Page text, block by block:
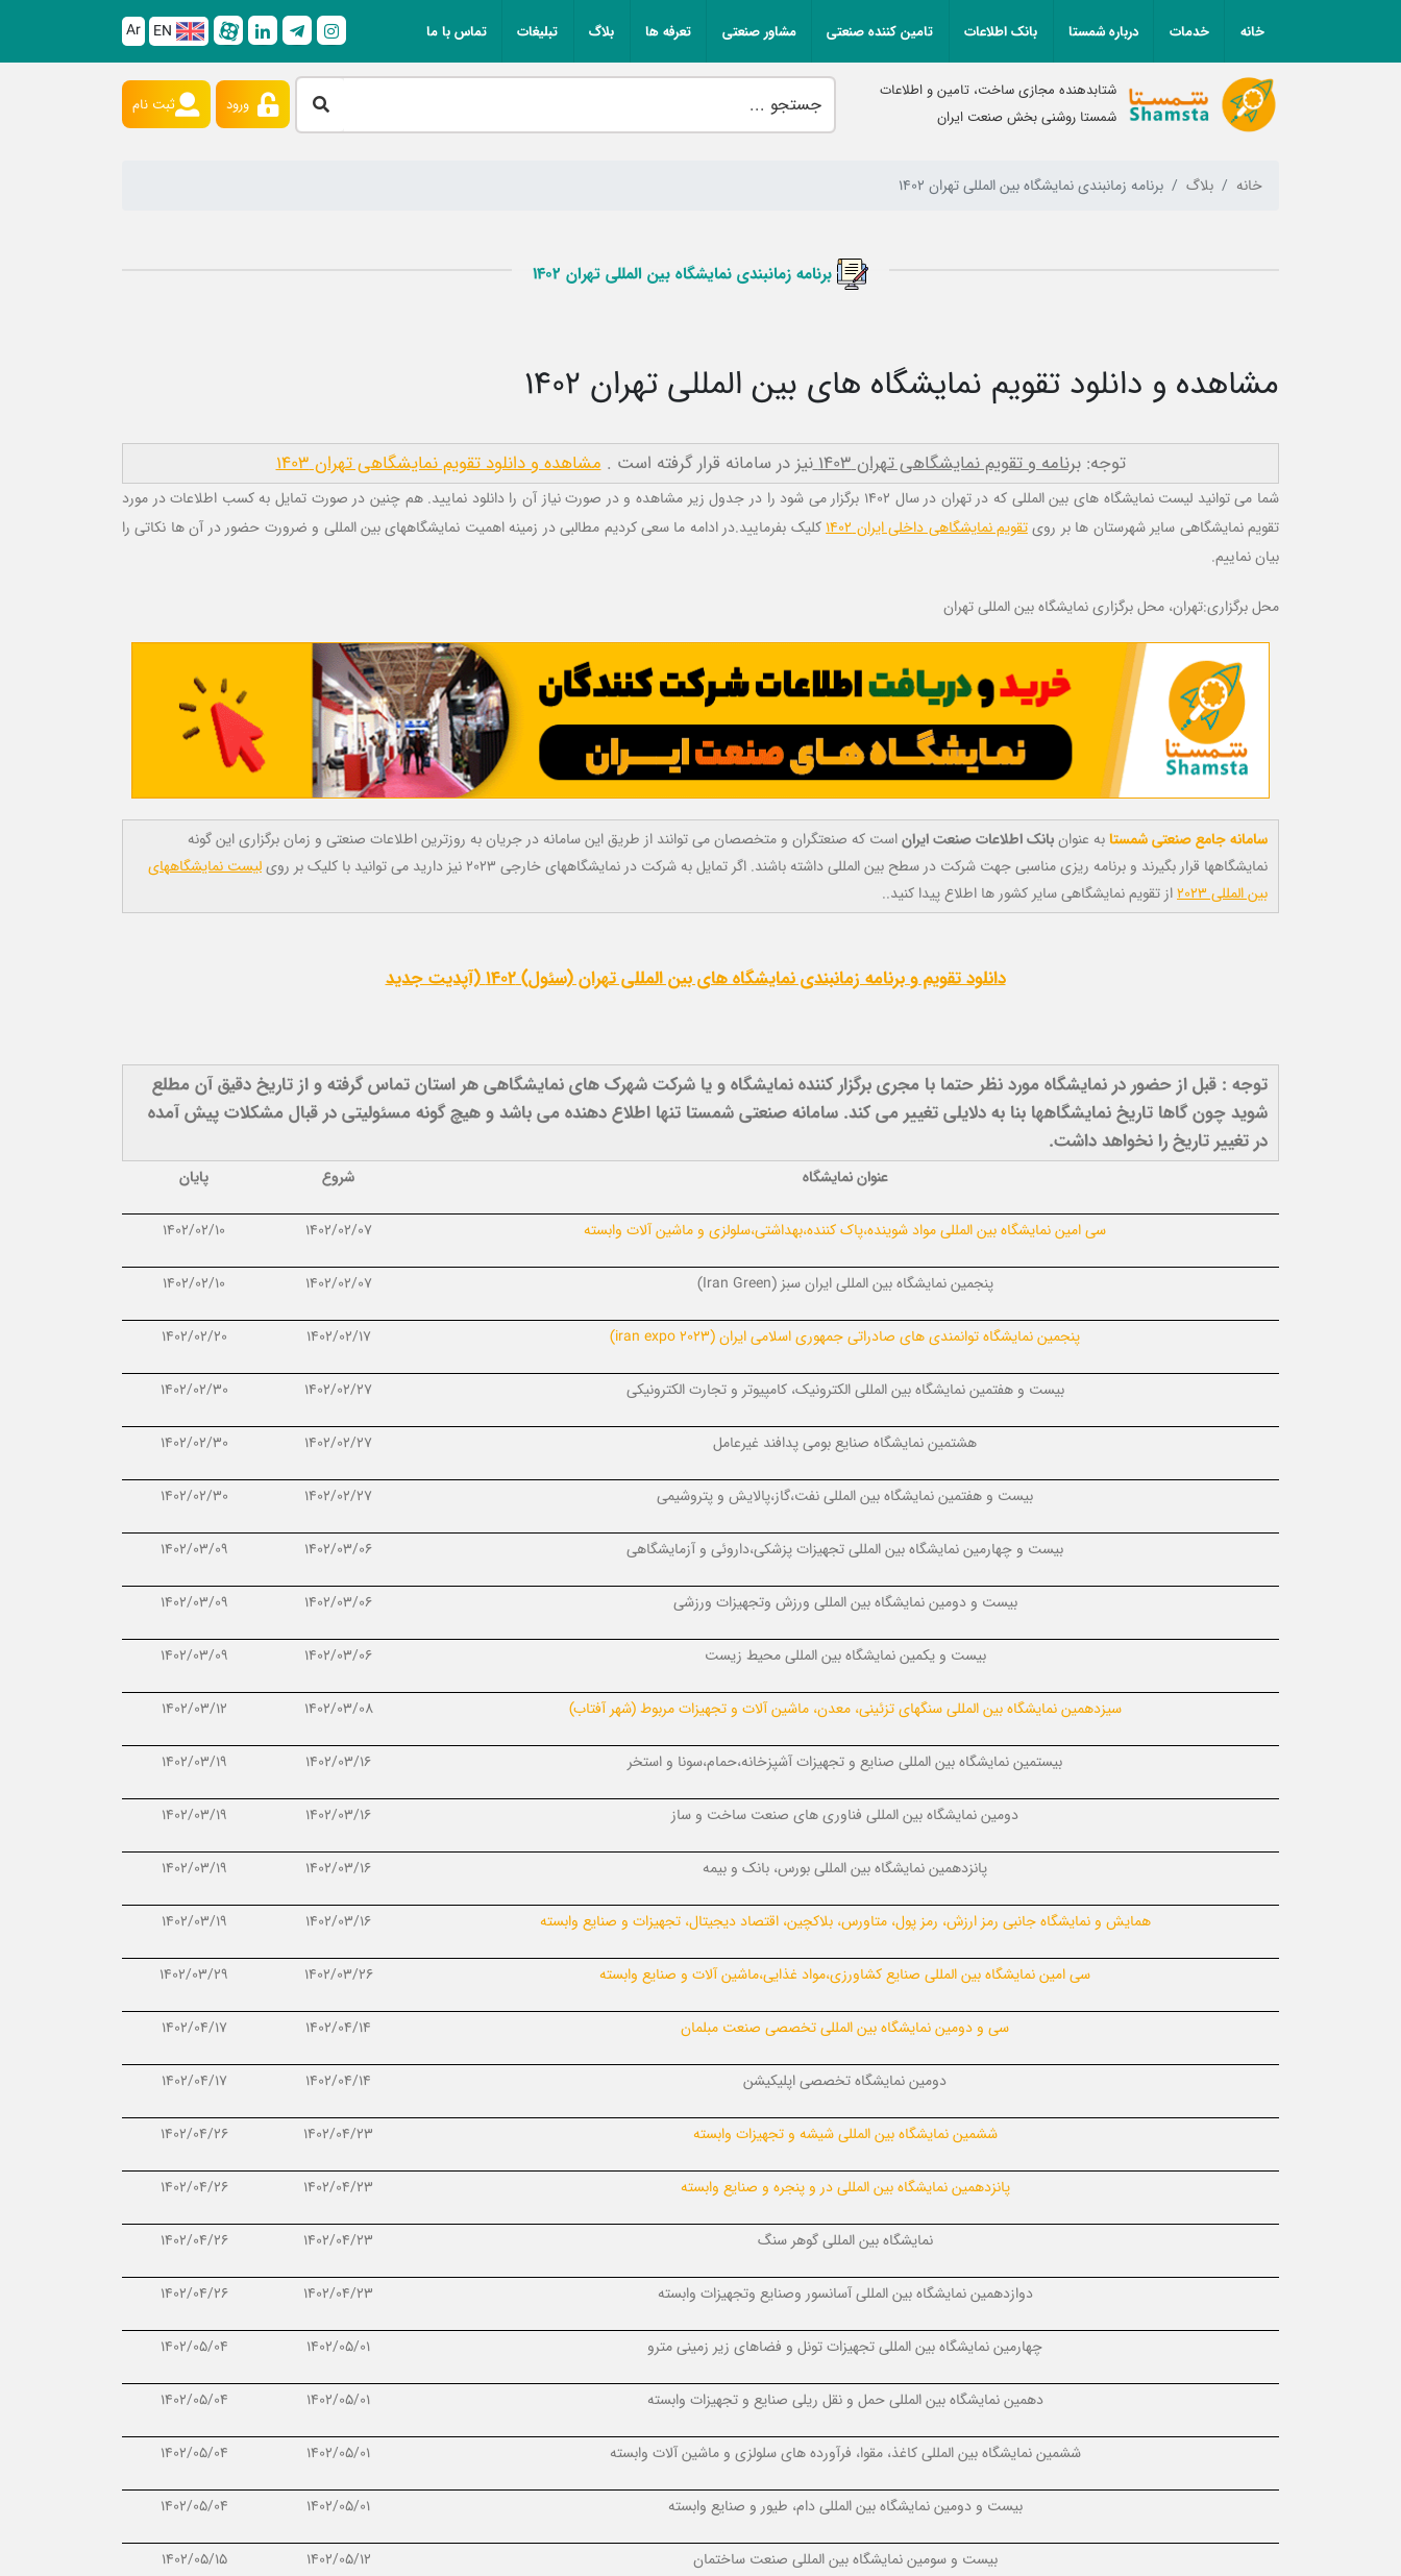
خانه خدمات درباره شمستا بانک اطلاعات تامین کننده صنعتی مشاور صنعتی تعرفه ها بلاگ تبلیغات تماس با ما EN
Ar
شتابدهنده مجازی ساخت، تامین و اطلاعات
شمستا روشنی بخش صنعت ایران
ورود ثبت نام
خانه بلاگ برنامه زمانبندی نمایشگاه بین المللی تهران 1402
برنامه زمانبندی نمایشگاه بین المللی تهران 1402
مشاهده و دانلود تقویم نمایشگاه های بین المللی تهران 1402
توجه:برنامه و تقویم نمایشگاهی تهران 1403 نیز در سامانه قرار گرفته است .مشاهده و دانلود تقویم نمایشگاهی تهران 1403
شما می توانید لیست نمایشگاه های بین المللی که در تهران در سال 1402 برگزار می شود را در جدول زیر مشاهده و در صورت نیاز آن را دانلود نمایید
. هم چنین در صورت تمایل به کسب اطلاعات در مورد
تقویم نمایشگاهی سایر شهرستان ها بر رویتقویم نمایشگاهی داخلی ایران 1402
کلیک بفرمایید.در ادامه ما سعی کردیم مطالبی در زمینه اهمیت نمایشگاههای بین المللی و ضرورت حضور در آن ها نکاتی را
بیان نماییم.
محل برگزاری:تهران، محل برگزاری نمایشگاه بین المللی تهران
سامانه جامع صنعتی شمستابه عنوانبانک اطلاعات صنعت ایراناست که صنعتگران و متخصصان می توانند از طریق این سامانه در جریان به روزترین اطلاعات صنعتی و زمان برگزاری این گونه
نمایشگاهها قرار بگیرند و برنامه ریزی مناسبی جهت شرکت در سطح بین المللی داشته باشند. اگر تمایل به شرکت در نمایشگاههای خارجی 2023 نیز دارید می توانید با کلیک بر روی
لیست نمایشگاههای
بین المللی 2023
از تقویم نمایشگاهی سایر کشور ها اطلاع پیدا کنید..
دانلود تقویم و برنامه زمانبندی نمایشگاه های بین المللی تهران (سئول) 1402 (آپدیت جدید
توجه : قبل از حضور در نمایشگاه مورد نظر حتما با مجری برگزار کننده نمایشگاه و یا شرکت شهرک های نمایشگاهی هر استان تماس گرفته و از تاریخ دقیق آن مطلع
شوید چون گاها تاریخ نمایشگاهها بنا به دلایلی تغییر می کند. سامانه صنعتی شمستا تنها اطلاع دهنده می باشد و هیچ گونه مسئولیتی در قبال مشکلات پیش آمده
در تغییر تاریخ را نخواهد داشت.
عنوان نمایشگاه شروع پایان
سی امین نمایشگاه بین المللی مواد شوینده،پاک کننده،بهداشتی،سلولزی و ماشین آلات وابسته 1402/02/07
1402/02/10
پنجمین نمایشگاه بین المللی ایران سبز(Iran Green)
1402/02/07
1402/02/10
پنجمین نمایشگاه توانمندی های صادراتی جمهوری اسلامی ایران(iran expo 2023)
1402/02/17
1402/02/20
بیست و هفتمین نمایشگاه بین المللی الکترونیک، کامپیوتر و تجارت الکترونیکی 1402/02/27
1402/02/30
هشتمین نمایشگاه صنایع بومی پدافند غیرعامل 1402/02/27
1402/02/30
بیست و هفتمین نمایشگاه بین المللی نفت،گاز،پالایش و پتروشیمی 1402/02/27
1402/02/30
بیست و چهارمین نمایشگاه بین المللی تجهیزات پزشکی،داروئی و آزمایشگاهی 1402/03/06
1402/03/09
بیست و دومین نمایشگاه بین المللی ورزش وتجهیزات ورزشی 1402/03/06
1402/03/09
بیست و یکمین نمایشگاه بین المللی محیط زیست 1402/03/06
1402/03/09
سیزدهمین نمایشگاه بین المللی سنگهای تزئینی، معدن، ماشین آلات و تجهیزات مربوط (شهر آفتاب) 1402/03/08
1402/03/12
بیستمین نمایشگاه بین المللی صنایع و تجهیزات آشپزخانه،حمام،سونا و استخر 1402/03/16
1402/03/19
دومین نمایشگاه بین المللی فناوری های صنعت ساخت و ساز 1402/03/16
1402/03/19
پانزدهمین نمایشگاه بین المللی بورس، بانک و بیمه 1402/03/16
1402/03/19
همایش و نمایشگاه جانبی رمز ارزش، رمز پول، متاورس، بلاکچین، اقتصاد دیجیتال، تجهیزات و صنایع وابسته 1402/03/16
1402/03/19
سی امین نمایشگاه بین المللی صنایع کشاورزی،مواد غذایی،ماشین آلات و صنایع وابسته 1402/03/26
1402/03/29
سی و دومین نمایشگاه بین المللی تخصصی صنعت مبلمان 1402/04/14
1402/04/17
دومین نمایشگاه تخصصی اپلیکیشن 1402/04/14
1402/04/17
ششمین نمایشگاه بین المللی شیشه و تجهیزات وابسته 1402/04/23
1402/04/26
پانزدهمین نمایشگاه بین المللی در و پنجره و صنایع وابسته 1402/04/23
1402/04/26
نمایشگاه بین المللی گوهر سنگ 1402/04/23
1402/04/26
دوازدهمین نمایشگاه بین المللی آسانسور وصنایع وتجهیزات وابسته 1402/04/23
1402/04/26
چهارمین نمایشگاه بین المللی تجهیزات تونل و فضاهای زیر زمینی مترو 1402/05/01
1402/05/04
دهمین نمایشگاه بین المللی حمل و نقل ریلی صنایع و تجهیزات وابسته 1402/05/01
1402/05/04
ششمین نمایشگاه بین المللی کاغذ، مقوا، فرآورده های سلولزی و ماشین آلات وابسته 1402/05/01
1402/05/04
بیست و دومین نمایشگاه بین المللی دام، طیور و صنایع وابسته 1402/05/01
1402/05/04
بیست و سومین نمایشگاه بین المللی صنعت ساختمان 1402/05/12
1402/05/15